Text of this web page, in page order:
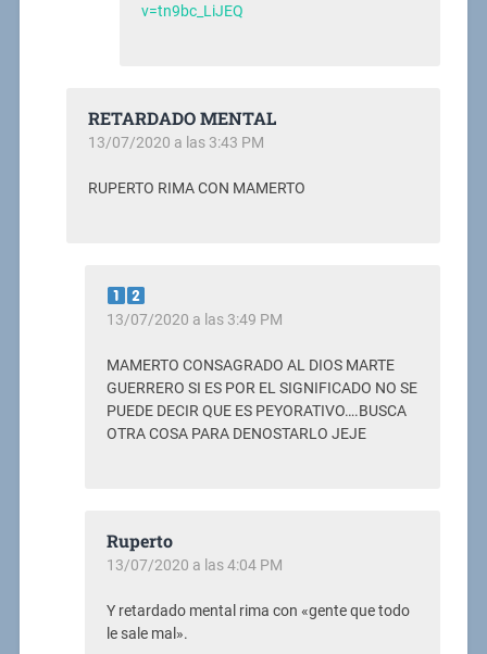
v=tn9bc_LiJEQ
RETARDADO MENTAL
13/07/2020 a las 3:43 PM
RUPERTO RIMA CON MAMERTO
13/07/2020 a las 3:49 PM
MAMERTO CONSAGRADO AL DIOS MARTE
GUERRERO SI ES POR EL SIGNIFICADO NO SE
PUEDE DECIR QUE ES PEYORATIVO….BUSCA
OTRA COSA PARA DENOSTARLO JEJE
Ruperto
13/07/2020 a las 4:04 PM
Y retardado mental rima con «gente que todo
le sale mal».